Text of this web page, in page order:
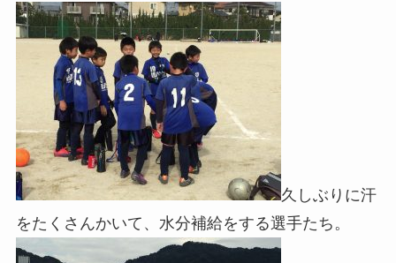
久しぶりに汗
をたくさんかいて、水分補給をする選手たち。